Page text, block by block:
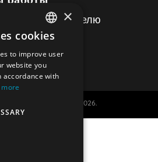
7 дней в неделю
до 19:00
права – drop and go 2026.
ENGLISH
×
cookies
to improve user
website you
accordance with
more